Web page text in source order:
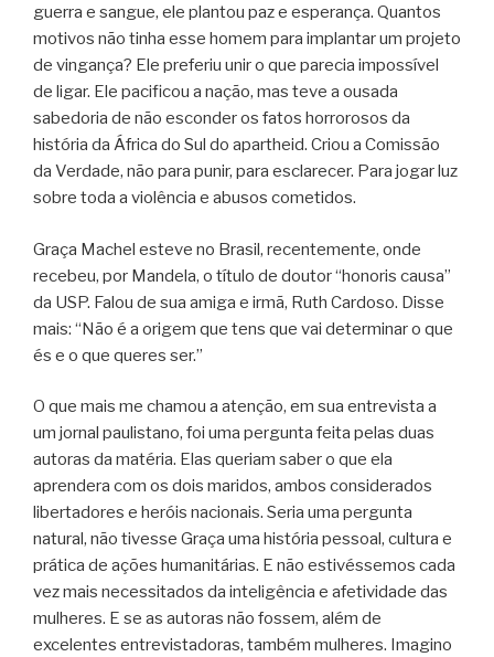
guerra e sangue, ele plantou paz e esperança. Quantos
motivos não tinha esse homem para implantar um projeto
de vingança? Ele preferiu unir o que parecia impossível
de ligar. Ele pacificou a nação, mas teve a ousada
sabedoria de não esconder os fatos horrorosos da
história da África do Sul do apartheid. Criou a Comissão
da Verdade, não para punir, para esclarecer. Para jogar luz
sobre toda a violência e abusos cometidos.
Graça Machel esteve no Brasil, recentemente, onde
recebeu, por Mandela, o título de doutor “honoris causa”
da USP. Falou de sua amiga e irmã, Ruth Cardoso. Disse
mais: “Não é a origem que tens que vai determinar o que
és e o que queres ser.”
O que mais me chamou a atenção, em sua entrevista a
um jornal paulistano, foi uma pergunta feita pelas duas
autoras da matéria. Elas queriam saber o que ela
aprendera com os dois maridos, ambos considerados
libertadores e heróis nacionais. Seria uma pergunta
natural, não tivesse Graça uma história pessoal, cultura e
prática de ações humanitárias. E não estivéssemos cada
vez mais necessitados da inteligência e afetividade das
mulheres. E se as autoras não fossem, além de
excelentes entrevistadoras, também mulheres. Imagino